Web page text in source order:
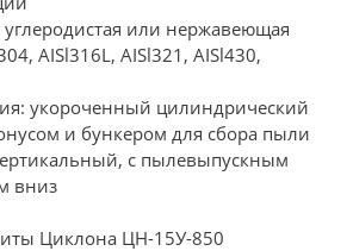
или нержавеющая
AISl316L, AISl321, AISl430,
укороченный цилиндрический
и бункером для сбора пыли
с пылевыпускным
вниз
Циклона ЦН-15У-850